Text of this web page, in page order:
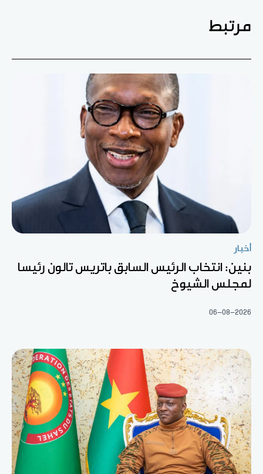
مرتبط
أخبار
بنين: انتخاب الرئيس السابق باتريس تالون رئيسا
لمجلس الشيوخ
06-08-2026